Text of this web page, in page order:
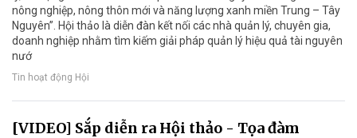
nông nghiệp, nông thôn mới và năng lượng xanh miền Trung – Tây
Nguyên”. Hội thảo là diễn đàn kết nối các nhà quản lý, chuyên gia,
doanh nghiệp nhằm tìm kiếm giải pháp quản lý hiệu quả tài nguyên
nướ
Tin hoạt động Hội
[VIDEO] Sắp diễn ra Hội thảo - Tọa đàm